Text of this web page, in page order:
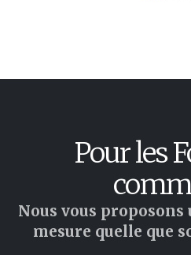
Pour les
Nous vous
mesure quelle que